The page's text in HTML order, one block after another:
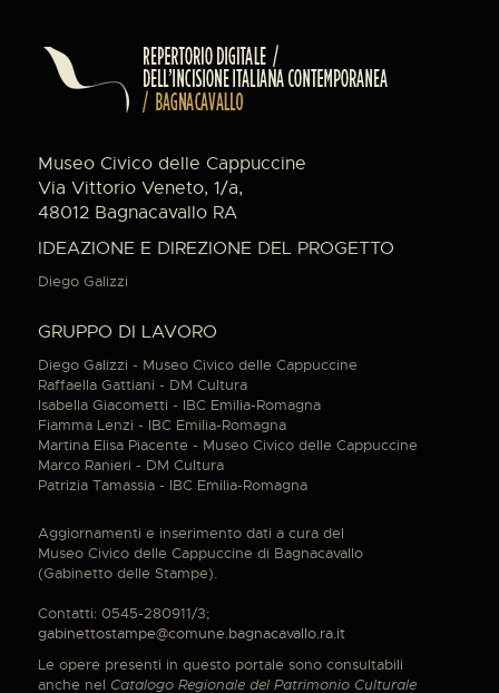
Museo Civico delle Cappuccine
Via Vittorio Veneto, 1/a,
48012 Bagnacavallo RA
IDEAZIONE E DIREZIONE DEL PROGETTO
Diego Galizzi
GRUPPO DI LAVORO
Diego Galizzi - Museo Civico delle Cappuccine
Raffaella Gattiani - DM Cultura
Isabella Giacometti - IBC Emilia-Romagna
Fiamma Lenzi - IBC Emilia-Romagna
Martina Elisa Piacente - Museo Civico delle Cappuccine
Marco Ranieri - DM Cultura
Patrizia Tamassia - IBC Emilia-Romagna
Aggiornamenti e inserimento dati a cura del
Museo Civico delle Cappuccine di Bagnacavallo
(Gabinetto delle Stampe).
Contatti: 0545-280911/3;
gabinettostampe@comune.bagnacavallo.ra.it
Le opere presenti in questo portale sono consultabili
anche nel Catalogo Regionale del Patrimonio Culturale